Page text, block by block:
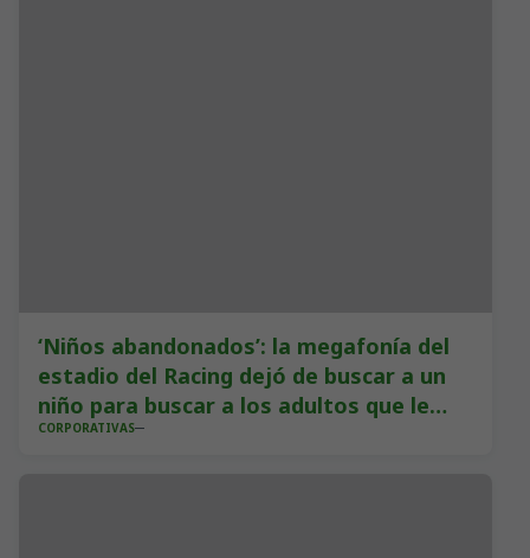
‘Niños abandonados’: la megafonía del
estadio del Racing dejó de buscar a un
niño para buscar a los adultos que le
faltan
CORPORATIVAS